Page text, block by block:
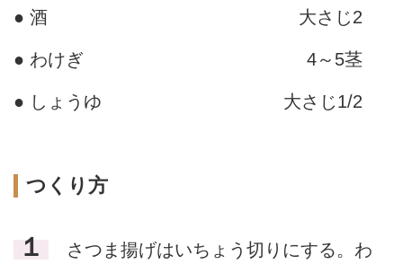
● 酒 大さじ2
● わけぎ 4～5茎
● しょうゆ 大さじ1/2
つくり方
１
さつま揚げはいちょう切りにする。わ